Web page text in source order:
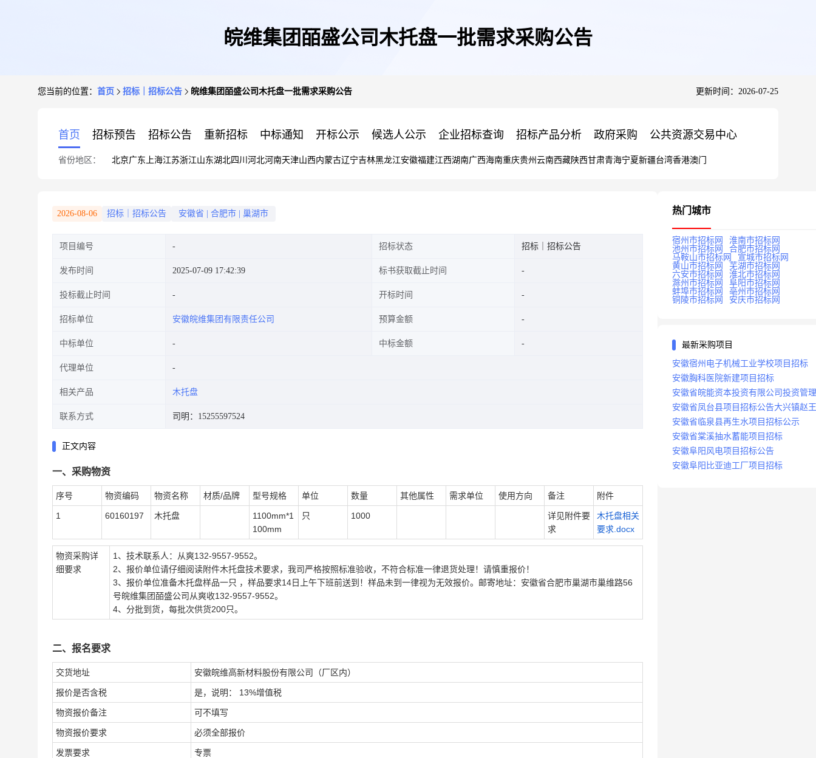
皖维集团皕盛公司木托盘一批需求采购公告
您当前的位置： 首页 招标｜招标公告 皖维集团皕盛公司木托盘一批需求采购公告 更新时间：2026-07-25
首页 招标预告 招标公告 重新招标 中标通知 开标公示 候选人公示 企业招标查询 招标产品分析 政府采购 公共资源交易中心
省份地区： 北京广东 上海江苏浙江山东湖北四川 河北河南天津山西内蒙古辽宁吉林黑龙江安徽福建江西湖南广西海南重庆贵州 云南西藏陕西甘肃青海宁夏新疆台湾香港澳门
2026-08-06 招标｜招标公告 安徽省 合肥市 巢湖市
项目编号 招标状态 招标｜招标公告
发布时间 2025-07-09 17:42:39 标书获取截止时间
投标截止时间 开标时间
招标单位 安徽皖维集团有限责任公司 预算金额
中标单位 中标金额
代理单位
相关产品 木托盘
联系方式 司明：15255597524
正文内容
一、采购物资
序号 物资编码 物资名称 材质/品牌 型号规格 单位 数量 其他属性 需求单位 使用方向 备注 附件
1 60160197 木托盘
1100mm*1
100mm
只 1000
详见附件要
求
木托盘相关
要求.docx
物资采购详
细要求
1、技术联系人：从爽132-9557-9552。
2、报价单位请仔细阅读附件木托盘技术要求，我司严格按照标准验收，不符合标准一律退货处理！请慎重报价！
3、报价单位准备木托盘样品一只 ，样品要求14日上午下班前送到！样品未到一律视为无效报价。邮寄地址：安徽省合肥市巢湖市巢维路56
号皖维集团皕盛公司从爽收132-9557-9552。
4、分批到货，每批次供货200只。
二、报名要求
交货地址 安徽皖维高新材料股份有限公司（厂区内）
报价是否含税 是，说明： 13%增值税
物资报价备注 可不填写
物资报价要求 必须全部报价
发票要求 专票
热门城市
宿州市招标网
淮南市招标网
池州市招标网
合肥市招标网
马鞍山市招标网
宣城市招标网
黄山市招标网
芜湖市招标网
六安市招标网
淮北市招标网
滁州市招标网
阜阳市招标网
蚌埠市招标网
亳州市招标网
铜陵市招标网
安庆市招标网
最新采购项目
安徽宿州电子机械工业学校项目招标
安徽胸科医院新建项目招标
安徽省皖能资本投资有限公司投资管
统建设项目招标
安徽省凤台县项目招标公告大兴镇赵
安徽省临泉县再生水项目招标公示
安徽省棠溪抽水蓄能项目招标
安徽阜阳风电项目招标公告
安徽阜阳比亚迪工厂项目招标